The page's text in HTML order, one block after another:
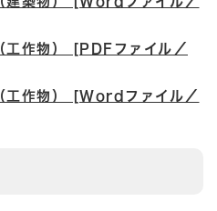
工作物） [PDFファイル／
工作物） [Wordファイル／